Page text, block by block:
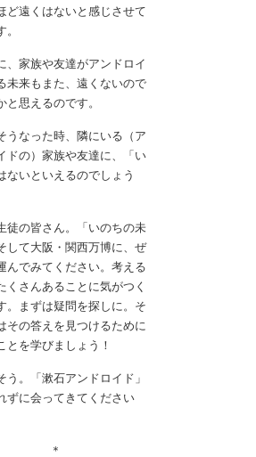
ど遠くはないと感じさせて
。
、家族や友達がアンドロイ
未来もまた、遠くないので
と思えるのです。
うなった時、隣にいる（ア
ドの）家族や友達に、「い
ないといえるのでしょう
徒の皆さん。「いのちの未
して大阪・関西万博に、ぜ
んでみてください。考える
くさんあることに気がつく
。まずは疑問を探しに。そ
その答えを見つけるために
とを学びましょう！
。「漱石アンドロイド」
ずに会ってきてください
＊